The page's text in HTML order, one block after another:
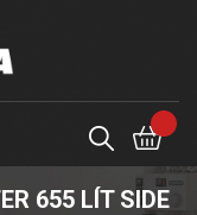
655 LÍT SIDE